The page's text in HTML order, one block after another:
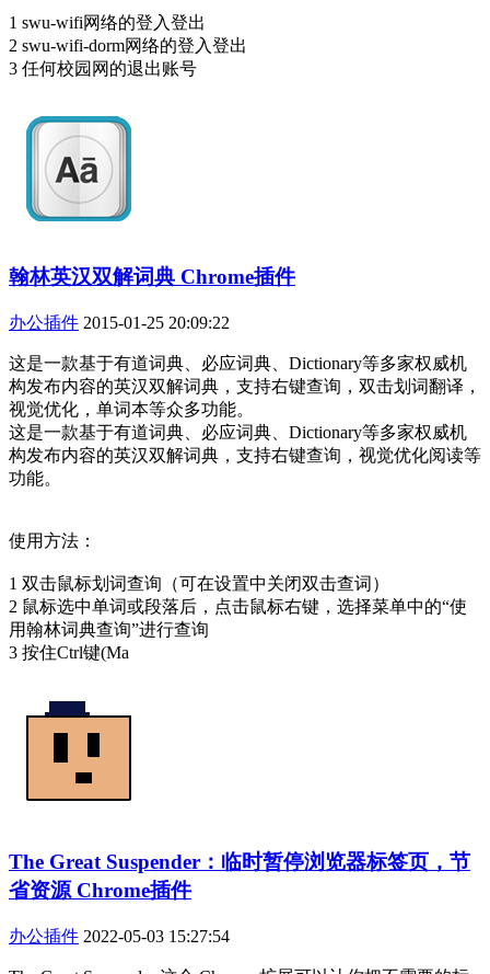
1 swu-wifi网络的登入登出
2 swu-wifi-dorm网络的登入登出
3 任何校园网的退出账号
翰林英汉双解词典 Chrome插件
办公插件 2015-01-25 20:09:22
这是一款基于有道词典、必应词典、Dictionary等多家权威机
构发布内容的英汉双解词典，支持右键查询，双击划词翻译，
视觉优化，单词本等众多功能。
这是一款基于有道词典、必应词典、Dictionary等多家权威机
构发布内容的英汉双解词典，支持右键查询，视觉优化阅读等
功能。
使用方法：
1 双击鼠标划词查询（可在设置中关闭双击查词）
2 鼠标选中单词或段落后，点击鼠标右键，选择菜单中的“使
用翰林词典查询”进行查询
3 按住Ctrl键(Ma
The Great Suspender：临时暂停浏览器标签页，节
省资源 Chrome插件
办公插件 2022-05-03 15:27:54